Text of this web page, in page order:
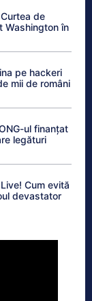
de
Washington în
pe hackeri
mii de români
ul finanțat
legături
Cum evită
devastator